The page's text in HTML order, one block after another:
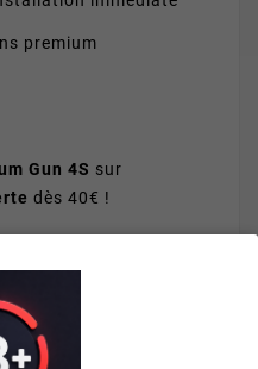
premium
Gun 4S sur
dès 40€ !
AUSSI